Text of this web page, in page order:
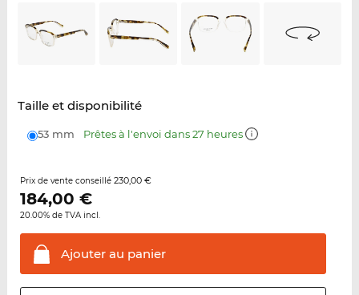
Taille et disponibilité
53 mm Prêtes à l'envoi dans 27 heures
Prix de vente conseillé 230,00 €
184,00 €
20.00% de TVA incl.
Ajouter au panier